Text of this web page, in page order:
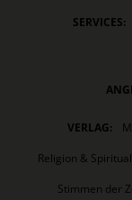
SERVICES:
VERLAG:
Religion &
Stimmen der